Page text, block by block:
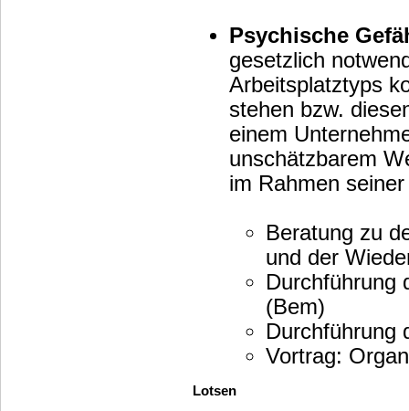
Psychische
gesetzlich
Arbeitsplatztyps
stehen bzw.
einem
unschätzbarem Wert. Folgende standardisierte Abläufe
im Rahmen
Beratung zu
und der
Durchführung
(Bem)
Durchführung
Vortrag:
Lotsen